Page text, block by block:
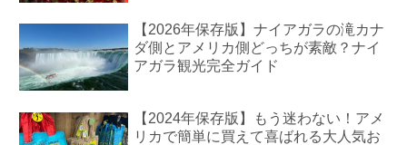
【2026年保存版】ナイアガラの滝カナ
ダ側とアメリカ側どっちが素敵？ナイ
アガラ観光完全ガイド
【2024年保存版】もう迷わない！アメ
リカで簡単に買えて喜ばれる大人気お